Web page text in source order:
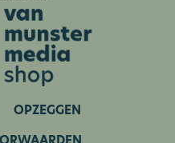
en Gordon, fish and
spelletje en het
gaan samen in
waarop sponsors gretig
Cup en de Jupiler League
OPZEGGEN